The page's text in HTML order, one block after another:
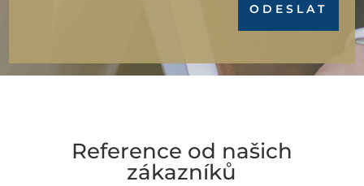
ODESLAT
Reference od našich
zákazníků